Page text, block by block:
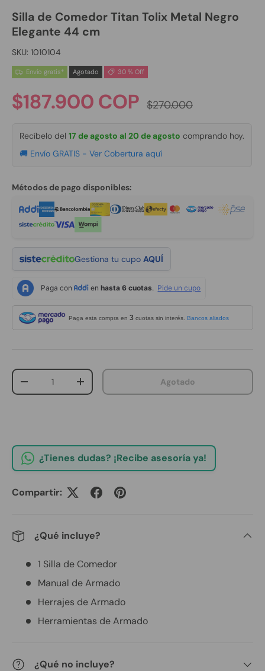
Silla de Comedor Titan Tolix Metal Negro
Elegante 44 cm
SKU: 1010104
Envío gratis* Agotado 30 % Off
Precio de venta
$187.900 COP $270.000
Recíbelo del 17 de agosto al 20 de agosto comprando hoy.
🚚 Envío GRATIS - Ver Cobertura aquí
Métodos de pago disponibles:
Gestiona tu cupo AQUÍ
Paga esta compra en 3 cuotas sin interés. Bancos aliados
Cant.
Disminuir cantidadAumentar la cantidadAgotado
¿Tienes dudas? ¡Recibe asesoría ya!
Compartir:
¿Qué incluye?
1 Silla de Comedor
Manual de Armado
Herrajes de Armado
Herramientas de Armado
¿Qué no incluye?